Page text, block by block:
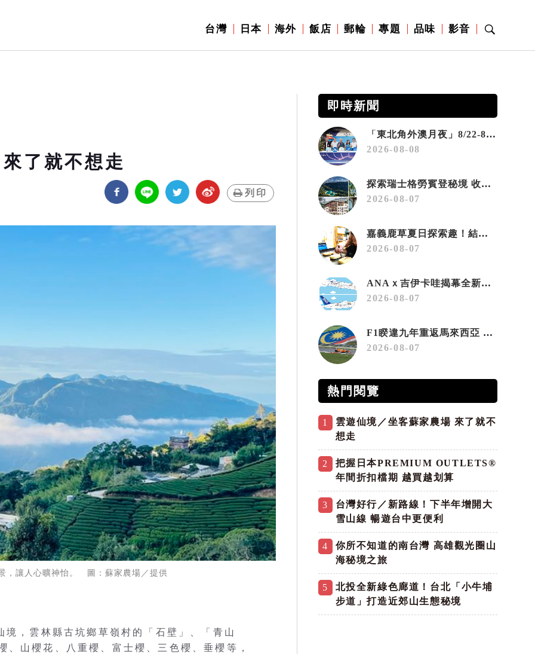
台灣 日本 海外 飯店 郵輪 專題 品味 影音
了就不想走
列印
，讓人心曠神怡。 圖：蘇家農場／提供
，雲林縣古坑鄉草嶺村的「石壁」、「青山
山櫻花、八重櫻、富士櫻、三色櫻、垂櫻等，
即時新聞
「東北角外澳月夜」8/22-8/23浪漫登場 串聯五漁村、音樂、市集、火舞與慢旅共度夏夜
2026-08-08
探索瑞士格勞賓登秘境 收藏六種阿爾卑斯夏日療癒之旅
2026-08-07
嘉義鹿草夏日探索趣！結合科學、農場與自然的親子小旅行
2026-08-07
ANAｘ吉伊卡哇揭幕全新彩繪機「Chiikawa JET」
2026-08-07
F1睽違九年重返馬來西亞 三大國際賽事打造10月運動旅遊熱潮 賽車、自行車、路跑同週登場
2026-08-07
熱門閱覽
1
雲遊仙境／坐客蘇家農場 來了就不
想走
2
把握日本PREMIUM OUTLETS®
年間折扣檔期 越買越划算
3
台灣好行／新路線！下半年增開大
雪山線 暢遊台中更便利
4
你所不知道的南台灣 高雄觀光圈山
海秘境之旅
5
北投全新綠色廊道！台北「小牛埔
步道」打造近郊山生態秘境